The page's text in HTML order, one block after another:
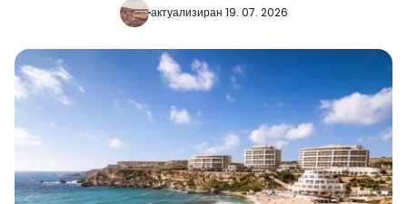
актуализиран 19. 07. 2026
Продължете с Facebook
Продължете с имейл